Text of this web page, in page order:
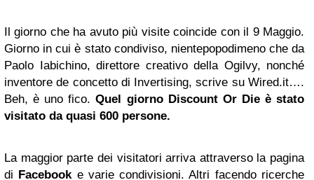
Il giorno che ha avuto più visite coincide con il 9 Maggio.
Giorno in cui è stato condiviso, nientepopodimeno che da
Paolo Iabichino, direttore creativo della Ogilvy, nonché
inventore de concetto di Invertising, scrive su Wired.it….
Beh, è uno fico.Quel giorno Discount Or Die è stato
visitato da quasi 600 persone.
La maggior parte dei visitatori arriva attraverso la pagina
di Facebooke varie condivisioni. Altri facendo ricerche